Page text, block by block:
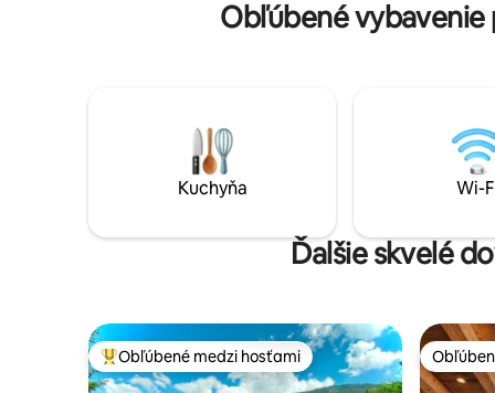
panoramatickým výhľadom – ideálna na
Obľúbené
Kuchyňa Wi-
Ďalšie skvelé
Najobľúbenejšie medzi hosťami
Obľúbené medzi hosťami